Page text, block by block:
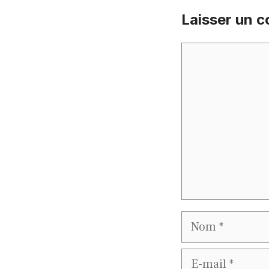
Laisser un
Nom
E-